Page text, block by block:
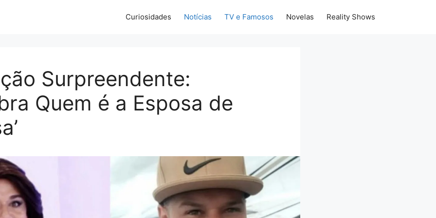
Curiosidades Notícias TV e Famosos Novelas Reality Shows
Surpreendente:
Quem é a Esposa de